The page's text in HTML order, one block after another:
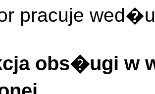
pracuje
obs�ugi w